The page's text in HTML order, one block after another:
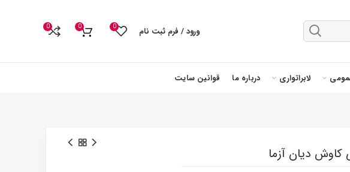
ورود / فرم ثبت نام 0
0
0
لابراتواری درباره ما قوانین سایت